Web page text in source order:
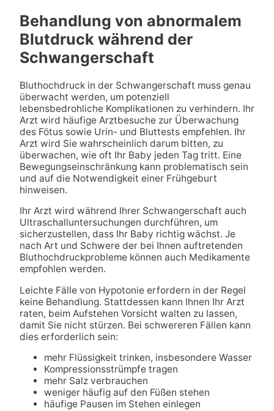
Behandlung von abnormalem
Blutdruck während der
Schwangerschaft
Bluthochdruck in der Schwangerschaft muss genau
überwacht werden, um potenziell
lebensbedrohliche Komplikationen zu verhindern. Ihr
Arzt wird häufige Arztbesuche zur Überwachung
des Fötus sowie Urin- und Bluttests empfehlen. Ihr
Arzt wird Sie wahrscheinlich darum bitten, zu
überwachen, wie oft Ihr Baby jeden Tag tritt. Eine
Bewegungseinschränkung kann problematisch sein
und auf die Notwendigkeit einer Frühgeburt
hinweisen.
Ihr Arzt wird während Ihrer Schwangerschaft auch
Ultraschalluntersuchungen durchführen, um
sicherzustellen, dass Ihr Baby richtig wächst. Je
nach Art und Schwere der bei Ihnen auftretenden
Bluthochdruckprobleme können auch Medikamente
empfohlen werden.
Leichte Fälle von Hypotonie erfordern in der Regel
keine Behandlung. Stattdessen kann Ihnen Ihr Arzt
raten, beim Aufstehen Vorsicht walten zu lassen,
damit Sie nicht stürzen. Bei schwereren Fällen kann
dies erforderlich sein:
mehr Flüssigkeit trinken, insbesondere Wasser
Kompressionsstrümpfe tragen
mehr Salz verbrauchen
weniger häufig auf den Füßen stehen
häufige Pausen im Stehen einlegen